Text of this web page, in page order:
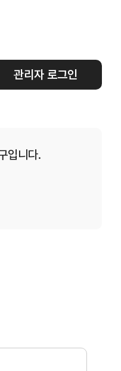
관리자 로그인
입니다.